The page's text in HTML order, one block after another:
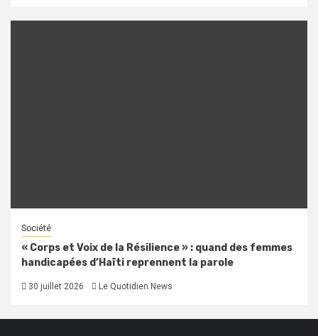
Société
« Corps et Voix de la Résilience » : quand des femmes
handicapées d’Haïti reprennent la parole
30 juillet 2026 Le Quotidien News